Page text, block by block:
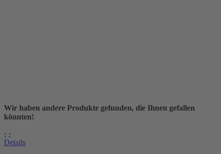
Wir haben andere Produkte gefunden, die Ihnen gefallen
könnten!
‹ ›
Details